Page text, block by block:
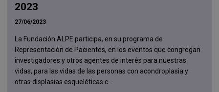
2023
27/06/2023
La Fundación ALPE participa, en su programa de
Representación de Pacientes, en los eventos que congregan
investigadores y otros agentes de interés para nuestras
vidas, para las vidas de las personas con acondroplasia y
otras displasias esqueléticas c...